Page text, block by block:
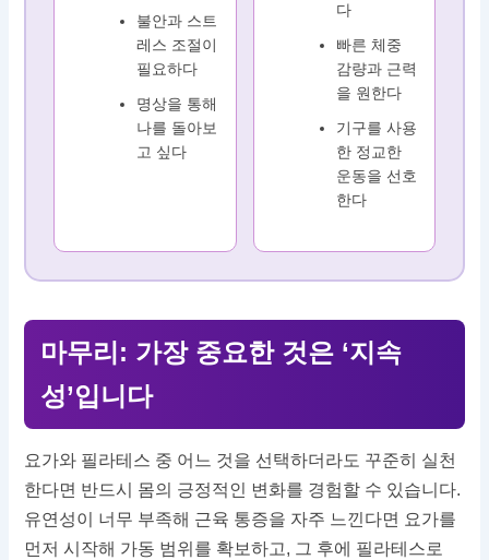
불안과 스트
레스 조절이
필요하다
명상을 통해
나를 돌아보
고 싶다
다
빠른 체중
감량과 근력
을 원한다
기구를 사용
한 정교한
운동을 선호
한다
마무리: 가장 중요한 것은 ‘지속
성’입니다
요가와 필라테스 중 어느 것을 선택하더라도 꾸준히 실천
한다면 반드시 몸의 긍정적인 변화를 경험할 수 있습니다.
유연성이 너무 부족해 근육 통증을 자주 느낀다면 요가를
먼저 시작해 가동 범위를 확보하고, 그 후에 필라테스로